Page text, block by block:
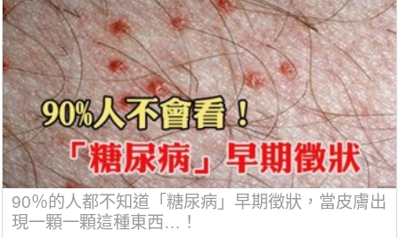
90％的人都不知道「糖尿病」早期徵狀，當皮膚出
現一顆一顆這種東西…！